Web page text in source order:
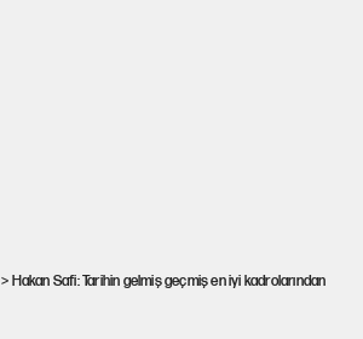
> Hakan Safi: Tarihin gelmiş geçmiş en iyi kadrolarından